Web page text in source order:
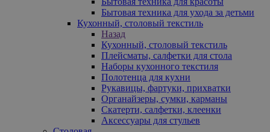
Бытовая техника для ухода за детьми
Кухонный, столовый текстиль
Назад
Кухонный, столовый текстиль
Плейсматы, салфетки для стола
Наборы кухонного текстиля
Полотенца для кухни
Рукавицы, фартуки, прихватки
Органайзеры, сумки, карманы
Скатерти, салфетки, клеенки
Аксессуары для стульев